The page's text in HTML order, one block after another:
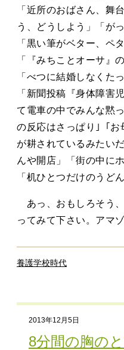
「近所のおばさん、舞
う、どうしよう」「が
「黒い筆がベター、ペ
「『みちことオーサ』
「べつに結婚しなくた
「新聞投稿『身体障害
て電車の中でみんな黙
の反応はさっぱり｣「
が耕されているみたい
んや開店」「街の中に
「机ひとつだけのうど
あっ、おもしろそう
ってみて下さい。アマ
養護学校時代
2013年12月5日
8分間の胸の